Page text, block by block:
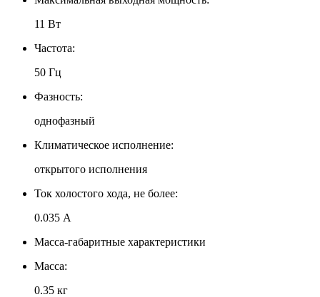
11 Вт
Частота:
50 Гц
Фазность:
однофазный
Климатическое исполнение:
открытого исполнения
Ток холостого хода, не более:
0.035 А
Масса-габаритные характеристики
Масса:
0.35 кг